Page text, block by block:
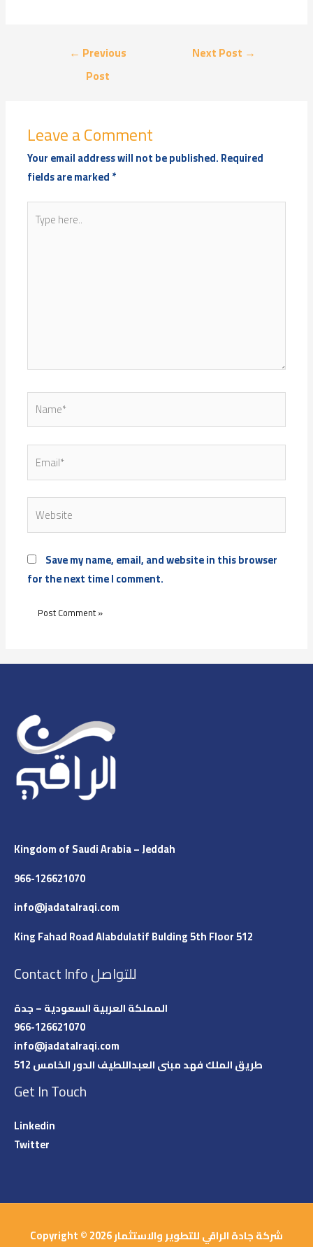
navigation
← Previous
Post
Next Post →
Leave a Comment
Your email address will not be published.Required
fields are marked*
here..
Name*
Website
Save my name, email, and website in this browser
for the next time I comment.
Kingdom of Saudi Arabia – Jeddah
966-126621070
info@jadatalraqi.com
King Fahad Road Alabdulatif Bulding 5th Floor 512
Contact Info للتواصل
المملكة العربية السعودية – جدة
966-126621070
info@jadatalraqi.com​​
طريق الملك فهد مبنى العبداللطيف الدور الخامس 512
Get In Touch
Linkedin
Twitter
Copyright © 2026 شركة جادة الراقي للتطوير والاستثمار